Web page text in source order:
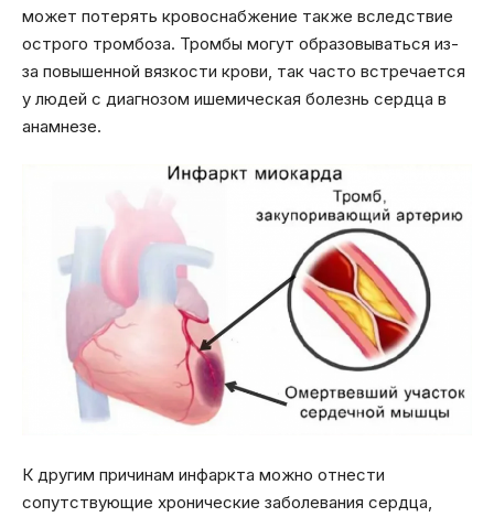
может потерять кровоснабжение также вследствие
острого тромбоза. Тромбы могут образовываться из-
за повышенной вязкости крови, так часто встречается
у людей с диагнозом ишемическая болезнь сердца в
анамнезе.
К другим причинам инфаркта можно отнести
сопутствующие хронические заболевания сердца,